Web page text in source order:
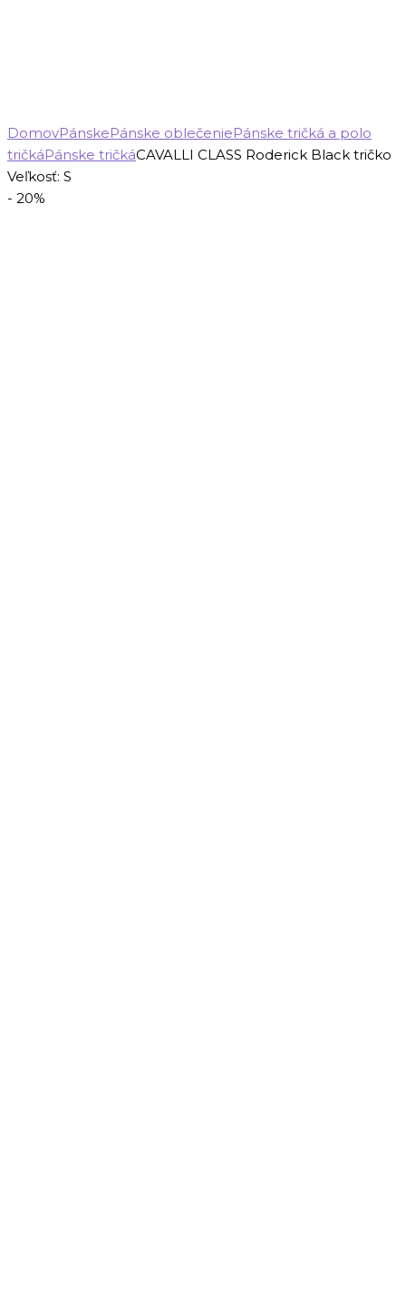
DomovPánskePánske oblečeniePánske tričká a polo
tričkáPánske tričkáCAVALLI CLASS Roderick Black tričko
Veľkosť: S
- 20%